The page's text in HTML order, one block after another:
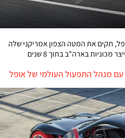
תקים את המטה הצפון אמריקני שלה
בארה"ב בתוך 8 שנים
מנהל התפעול העולמי של אופל